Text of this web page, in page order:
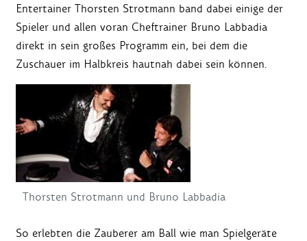
Entertainer Thorsten Strotmann band dabei einige der
Spieler und allen voran Cheftrainer Bruno Labbadia
direkt in sein großes Programm ein, bei dem die
Zuschauer im Halbkreis hautnah dabei sein können.
Thorsten Strotmann und Bruno Labbadia
So erlebten die Zauberer am Ball wie man Spielgeräte